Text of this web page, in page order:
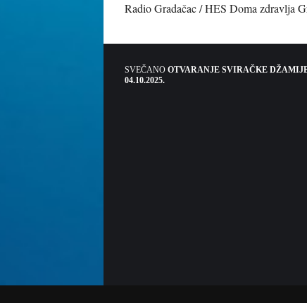
Radio Gradačac / HES Doma zdravlja
SVEČANO OTVARANJE SVIRAČKE
04.10.2025.